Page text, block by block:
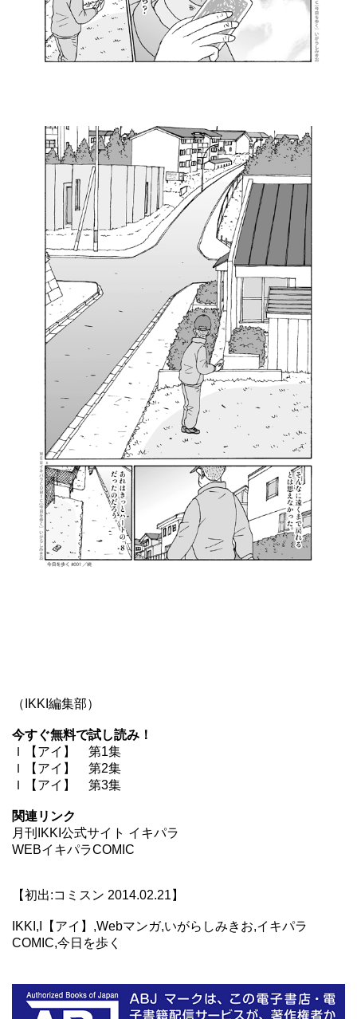
（IKKI編集部）
今すぐ無料で試し読み！
Ｉ【アイ】 第1集
Ｉ【アイ】 第2集
Ｉ【アイ】 第3集
関連リンク
月刊IKKI公式サイト イキパラ
WEBイキパラCOMIC
【初出:コミスン 2014.02.21】
IKKI,I【アイ】,Webマンガ,いがらしみきお,イキパラ
COMIC,今日を歩く